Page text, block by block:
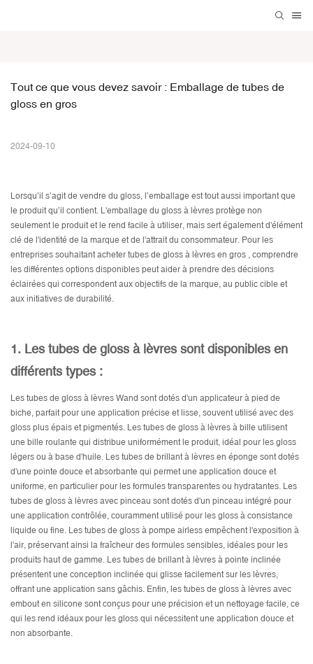
Tout ce que vous devez savoir : Emballage de tubes de
gloss en gros
2024-09-10
Lorsqu’il s’agit de vendre du gloss, l’emballage est tout aussi important que
le produit qu’il contient. L'emballage du gloss à lèvres protège non
seulement le produit et le rend facile à utiliser, mais sert également d'élément
clé de l'identité de la marque et de l'attrait du consommateur. Pour les
entreprises souhaitant acheter tubes de gloss à lèvres en gros , comprendre
les différentes options disponibles peut aider à prendre des décisions
éclairées qui correspondent aux objectifs de la marque, au public cible et
aux initiatives de durabilité.
1. Les tubes de gloss à lèvres sont disponibles en
différents types :
Les tubes de gloss à lèvres Wand sont dotés d'un applicateur à pied de
biche, parfait pour une application précise et lisse, souvent utilisé avec des
gloss plus épais et pigmentés. Les tubes de gloss à lèvres à bille utilisent
une bille roulante qui distribue uniformément le produit, idéal pour les gloss
légers ou à base d'huile. Les tubes de brillant à lèvres en éponge sont dotés
d'une pointe douce et absorbante qui permet une application douce et
uniforme, en particulier pour les formules transparentes ou hydratantes. Les
tubes de gloss à lèvres avec pinceau sont dotés d'un pinceau intégré pour
une application contrôlée, couramment utilisé pour les gloss à consistance
liquide ou fine. Les tubes de gloss à pompe airless empêchent l'exposition à
l'air, préservant ainsi la fraîcheur des formules sensibles, idéales pour les
produits haut de gamme. Les tubes de brillant à lèvres à pointe inclinée
présentent une conception inclinée qui glisse facilement sur les lèvres,
offrant une application sans gâchis. Enfin, les tubes de gloss à lèvres avec
embout en silicone sont conçus pour une précision et un nettoyage facile, ce
qui les rend idéaux pour les gloss qui nécessitent une application douce et
non absorbante.